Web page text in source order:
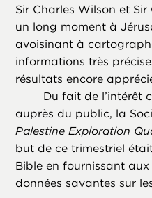
Sir Charles Wilson et
un long moment à
avoisinant à
informations très
résultats encore
Du fait de l’intérêt
auprès du public, la
Palestine Exploration
but de ce trimestriel
Bible en fournissant aux
données savantes sur